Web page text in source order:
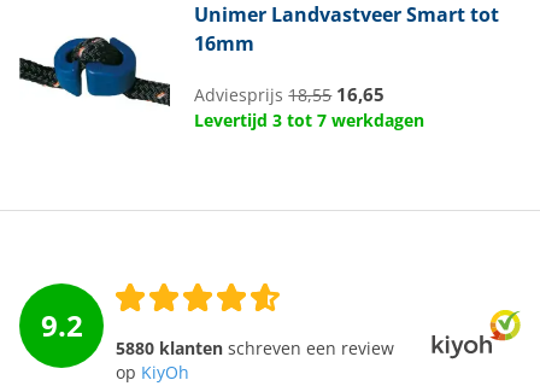
Unimer Landvastveer Smart tot
16mm
Adviesprijs18,55 16,65
Levertijd 3 tot 7 werkdagen
9.2
5880 klanten schreven een review
op KiyOh